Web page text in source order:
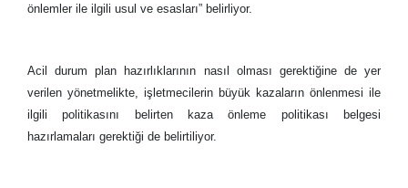
önlemler ile ilgili usul ve esasları” belirliyor.
Acil durum plan hazırlıklarının nasıl olması gerektiğine de yer
verilen yönetmelikte, işletmecilerin büyük kazaların önlenmesi ile
ilgili politikasını belirten kaza önleme politikası belgesi
hazırlamaları gerektiği de belirtiliyor.